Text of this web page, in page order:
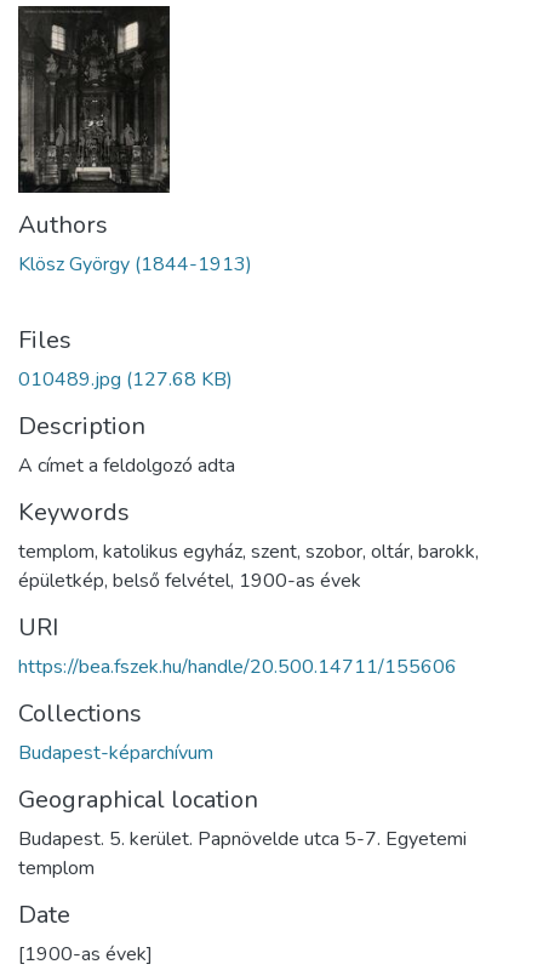
Authors
Klösz György (1844-1913)
Files
010489.jpg (127.68 KB)
Description
A címet a feldolgozó adta
Keywords
templom, katolikus egyház, szent, szobor, oltár, barokk,
épületkép, belső felvétel, 1900-as évek
URI
https://bea.fszek.hu/handle/20.500.14711/155606
Collections
Budapest-képarchívum
Geographical location
Budapest. 5. kerület. Papnövelde utca 5-7. Egyetemi
templom
Date
[1900-as évek]